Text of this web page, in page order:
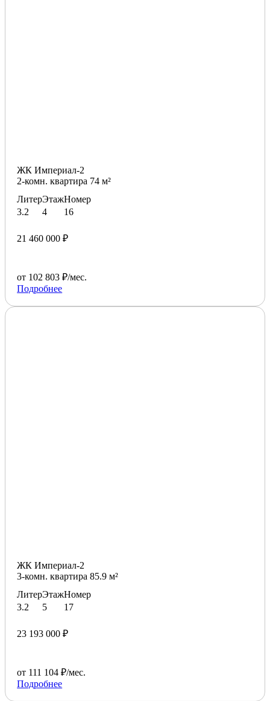
ЖК Империал-2
2-комн. квартира 74 м²
Литер
3.2
Этаж
4
Номер
16
21 460 000 ₽
от 102 803 ₽/мес.
Подробнее
ЖК Империал-2
3-комн. квартира 85.9 м²
Литер
3.2
Этаж
5
Номер
17
23 193 000 ₽
от 111 104 ₽/мес.
Подробнее